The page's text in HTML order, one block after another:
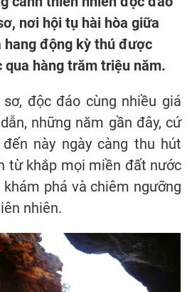
nơi hội tụ hài hòa giữa
hang động kỳ thú được
hàng trăm triệu năm.
độc đáo cùng nhiều giá
những năm gần đây, cứ
này ngày càng thu hút
từ khắp mọi miền đất nước
phá và chiêm ngưỡng
nhiên.